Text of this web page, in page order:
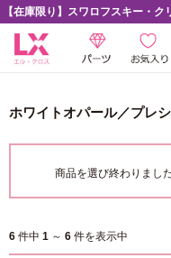
【在庫限り】スワロフスキー・ク
ホワイトオパール／プレ
商品を選び終わりまし
6 件中 1 ～ 6 件を表示中